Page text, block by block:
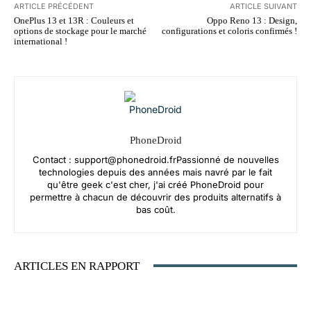
ARTICLE PRÉCÉDENT
OnePlus 13 et 13R : Couleurs et
options de stockage pour le marché
international !
ARTICLE SUIVANT
Oppo Reno 13 : Design,
configurations et coloris confirmés !
PhoneDroid
Contact : support@phonedroid.frPassionné de nouvelles
technologies depuis des années mais navré par le fait
qu'être geek c'est cher, j'ai créé PhoneDroid pour
permettre à chacun de découvrir des produits alternatifs à
bas coût.
ARTICLES EN RAPPORT